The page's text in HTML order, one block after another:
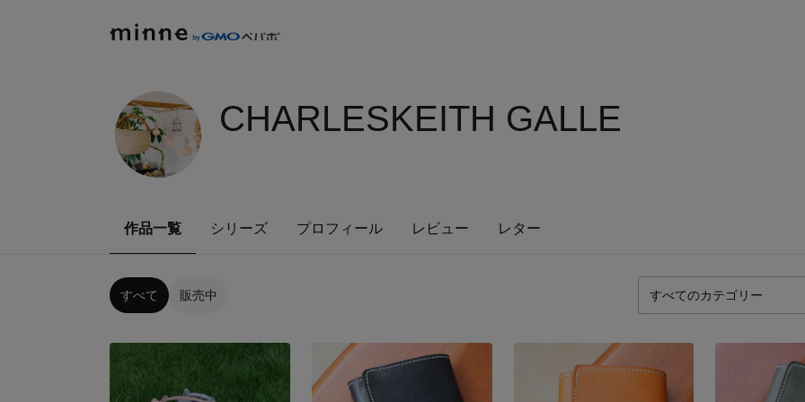
CHARLESKEITH GALLE
作品一覧 シリーズ プロフィール レビュー レター
すべて 販売中